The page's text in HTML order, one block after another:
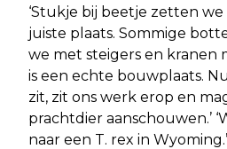
‘Stukje bij beetje zetten
juiste plaats. Sommige
we met steigers en kranen
is een echte bouwplaats.
zit, zit ons werk erop en
prachtdier aanschouwen.’
naar een T. rex in